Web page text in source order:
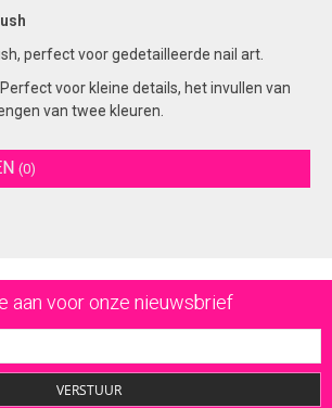
perfect voor gedetailleerde nail art.
voor kleine details, het invullen van
van twee kleuren.
(0)
aan voor onze nieuwsbrief
VERSTUUR